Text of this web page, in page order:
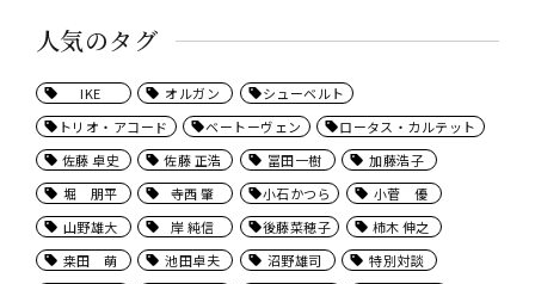
人気のタグ
IKE オルガン
シューベルト
トリオ・アコード
ベートーヴェン
ロータス・カルテット
佐藤 卓史
佐藤 正浩 冨田一樹
加藤浩子
堀 朋平
寺西 肇 小石かつら
小菅 優
山野雄大
岸 純信 後藤菜穂子
柿木 伸之
桒田 萌
池田卓夫 沼野雄司
特別対談